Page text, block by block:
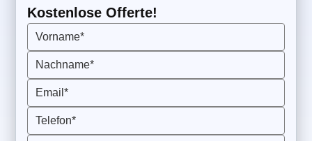
Kostenlose Offerte!
Vorname*
Nachname*
Email*
Telefon*